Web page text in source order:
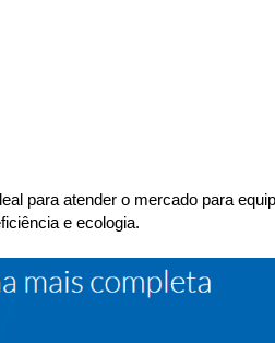
para atender o mercado para
e ecologia.